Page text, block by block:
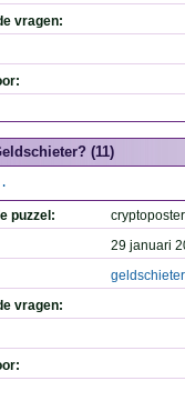
vragen:
(11)
puzzel:
29 januari
geldschieter
vragen: